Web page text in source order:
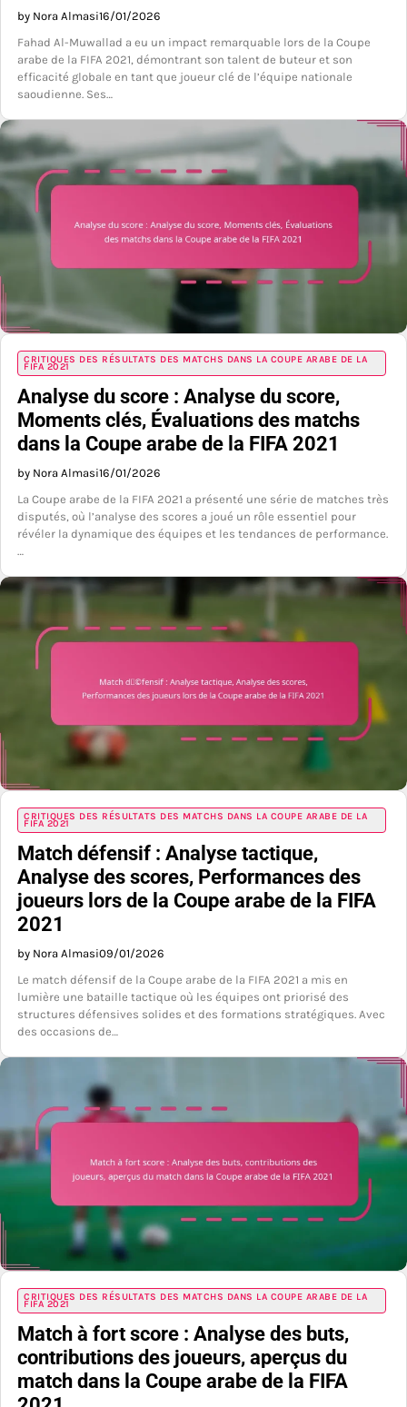
by Nora Almasi16/01/2026
Fahad Al-Muwallad a eu un impact remarquable lors de la Coupe
arabe de la FIFA 2021, démontrant son talent de buteur et son
efficacité globale en tant que joueur clé de l’équipe nationale
saoudienne. Ses…
CRITIQUES DES RÉSULTATS DES MATCHS DANS LA COUPE ARABE DE LA
FIFA 2021
Analyse du score : Analyse du score,
Moments clés, Évaluations des matchs
dans la Coupe arabe de la FIFA 2021
by Nora Almasi16/01/2026
La Coupe arabe de la FIFA 2021 a présenté une série de matches très
disputés, où l’analyse des scores a joué un rôle essentiel pour
révéler la dynamique des équipes et les tendances de performance.
…
CRITIQUES DES RÉSULTATS DES MATCHS DANS LA COUPE ARABE DE LA
FIFA 2021
Match défensif : Analyse tactique,
Analyse des scores, Performances des
joueurs lors de la Coupe arabe de la FIFA
2021
by Nora Almasi09/01/2026
Le match défensif de la Coupe arabe de la FIFA 2021 a mis en
lumière une bataille tactique où les équipes ont priorisé des
structures défensives solides et des formations stratégiques. Avec
des occasions de…
CRITIQUES DES RÉSULTATS DES MATCHS DANS LA COUPE ARABE DE LA
FIFA 2021
Match à fort score : Analyse des buts,
contributions des joueurs, aperçus du
match dans la Coupe arabe de la FIFA